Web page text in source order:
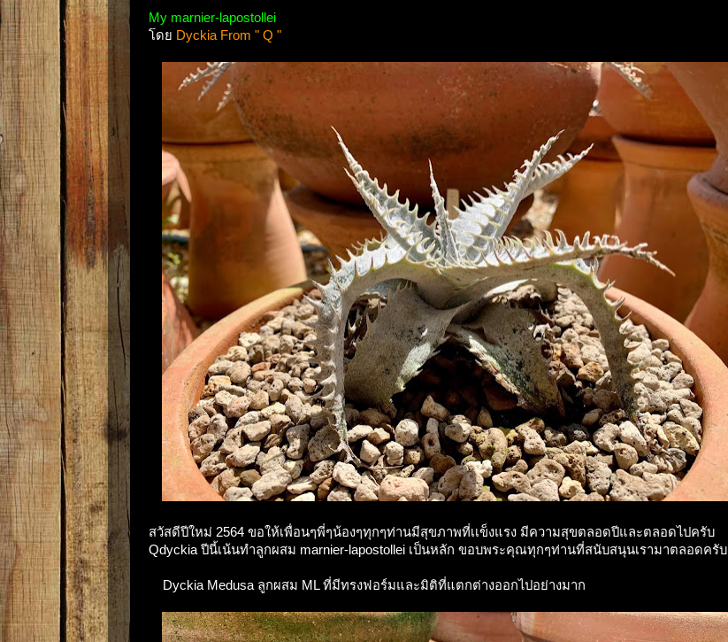
My marnier-lapostollei
โดย Dyckia From " Q "
สวัสดีปีใหม่ 2564 ขอให้เพื่อนๆพี่ๆน้องๆทุกๆท่านมีสุขภาพที่เเข็งแรง มีความสุขตลอดปีและตลอดไปครับ
Qdyckia ปีนี้เน้นทำลูกผสม marnier-lapostollei เป็นหลัก ขอบพระคุณทุกๆท่านที่สนับสนุนเรามาตลอดครับ
Dyckia Medusa ลูกผสม ML ที่มีทรงฟอร์มและมิติที่แตกต่างออกไปอย่างมาก